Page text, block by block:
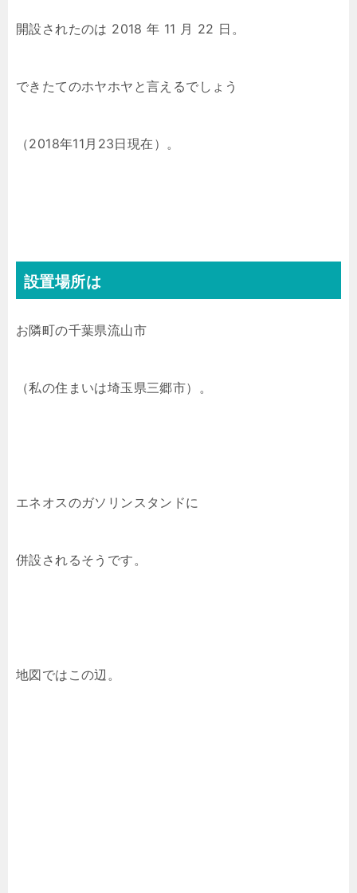
開設されたのは 2018 年 11 月 22 日。
できたてのホヤホヤと言えるでしょう
（2018年11月23日現在）。
設置場所は
お隣町の千葉県流山市
（私の住まいは埼玉県三郷市）。
エネオスのガソリンスタンドに
併設されるそうです。
地図ではこの辺。